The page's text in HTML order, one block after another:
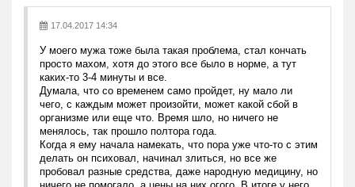
17.04.2017 14:34
У моего мужа тоже была такая проблема, стал кончать
просто махом, хотя до этого все было в норме, а тут
каких-то 3-4 минуты и все.
Думала, что со временем само пройдет, ну мало ли
чего, с каждым может произойти, может какой сбой в
организме или еще что. Время шло, но ничего не
менялось, так прошло полтора года.
Когда я ему начала намекать, что пора уже что-то с этим
делать он психовал, начинал злиться, но все же
пробовал разные средства, даже народную медицину, но